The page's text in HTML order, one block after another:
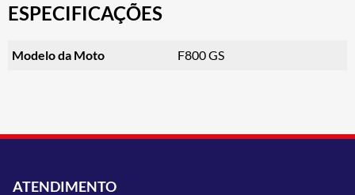
ESPECIFICAÇÕES
Modelo da Moto F800 GS
ATENDIMENTO